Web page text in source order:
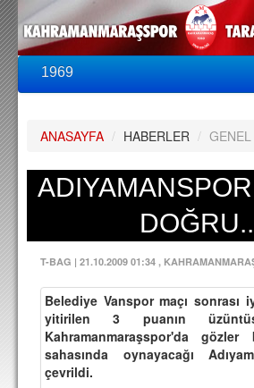
1969
PUAN DURUMU
FİKSTÜR
A TAKIM KADROSU
TEKNİK KADRO
TRANSFERLER
TARAFTAR
BİLETLER
ANASAYFA / HABERLER /
T-BAG | 21.10.2009 01:34 ,
Belediye Vanspor maçı sonrası
yitirilen 3 puanın
Kahramanmaraşspor'da
sahasında oynayacağı
çevrildi.